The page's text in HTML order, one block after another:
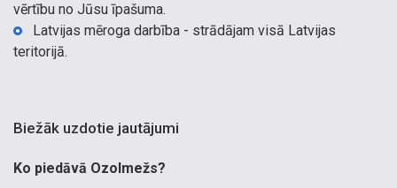
vērtību no Jūsu īpašuma.
Latvijas mēroga darbība - strādājam visā Latvijas
teritorijā.
Biežāk uzdotie jautājumi
Ko piedāvā Ozolmežs?